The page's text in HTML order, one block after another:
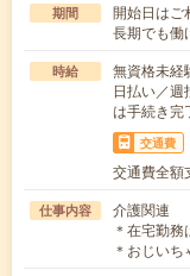
期間
開始日は
長期でも働
時給
無資格未
日払い／
は手続き完
交通費
交通費全額
仕事内容
介護関連
＊在宅勤
＊おじい